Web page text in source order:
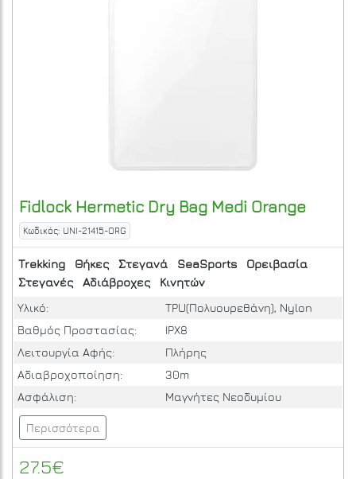
Fidlock Hermetic Dry Bag Medi Orange
Κωδικός: UNI-21415-ORG
Trekking Θήκες Στεγανά SeaSports
Ορειβασία
Στεγανές
Αδιάβροχες
Κινητών
Υλικό:
TPU(Πολυουρεθάνη), Nylon
Βαθμός Προστασίας:
IPΧ8
Λειτουργία Αφής:
Πλήρης
Αδιαβροχοποίηση:
30m
Ασφάλιση:
Μαγνήτες Νεοδυμίου
Περισσότερα
27.5€